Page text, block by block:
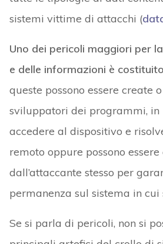
sistemi vittime di attacchi (
Uno dei pericoli maggiori per
e delle informazioni è
queste possono essere create
sviluppatori dei programmi, in
accedere al dispositivo e
remoto oppure possono
dall’attaccante stesso per
permanenza sul sistema in cui
Se si parla di pericoli, non si